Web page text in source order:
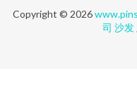
Copyright © 2026
司 沙发